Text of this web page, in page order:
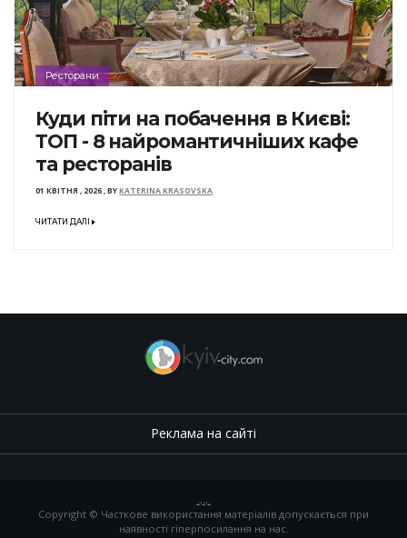
Ресторани
Куди піти на побачення в Києві:
ТОП - 8 найромантичніших кафе
та ресторанів
01 КВІТНЯ , 2026,BYKATERINA KRASOVSKA
ЧИТАТИ ДАЛІ
Реклама на сайті
.,.,.
Copyright © Часткове використання матеріалів допускається при
наявності гіперпосилання на нас.